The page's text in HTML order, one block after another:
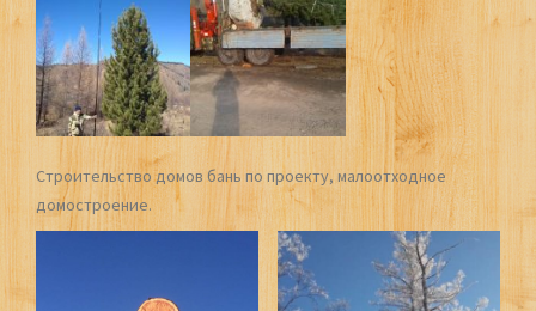
Строительство домов бань по проекту, малоотходное
домостроение.